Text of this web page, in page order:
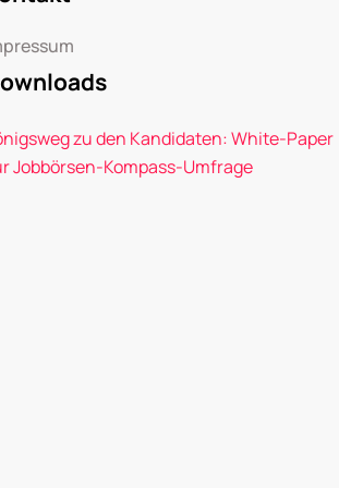
zu den Kandidaten: White-Paper
Jobbörsen-Kompass-Umfrage